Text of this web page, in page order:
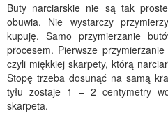
Buty narciarskie nie są tak
obuwia. Nie wystarczy
kupuję. Samo przymierzanie
procesem. Pierwsze
czyli miękkiej skarpety, którą
Stopę trzeba dosunąć na samą
tyłu zostaje 1 – 2 centymetry
skarpeta.